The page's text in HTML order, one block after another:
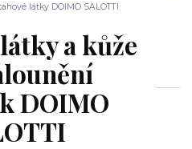
látky DOIMO SALOTTI
a kůže
DOIMO